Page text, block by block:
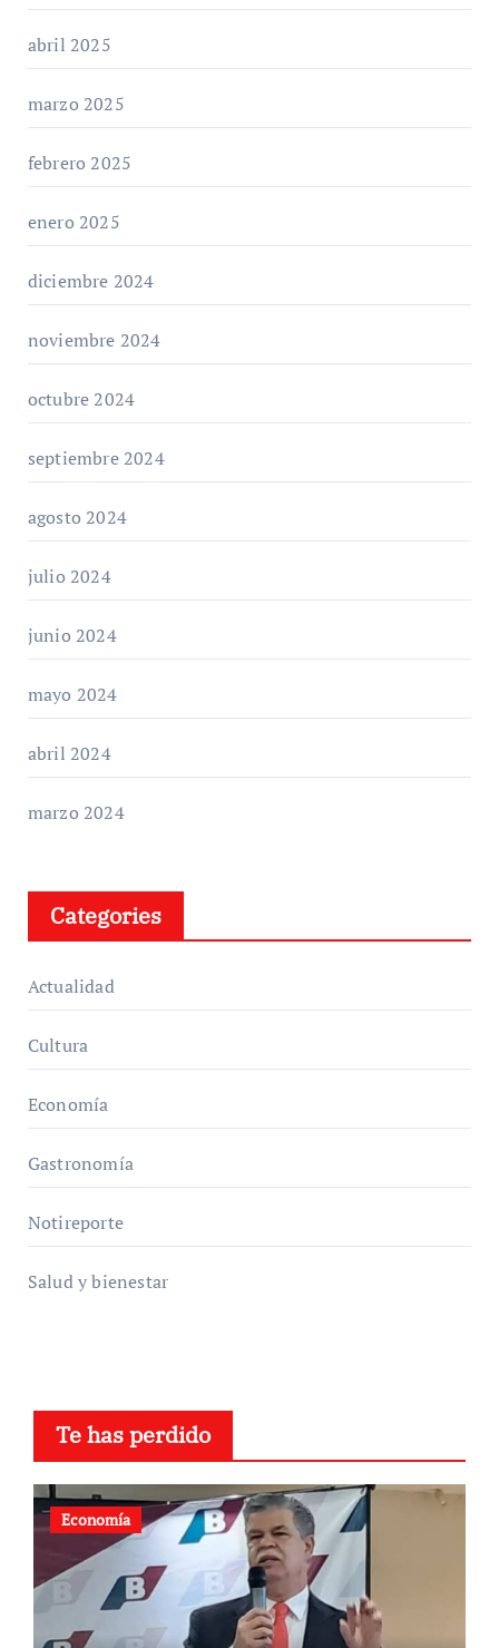
abril 2025
marzo 2025
febrero 2025
enero 2025
diciembre 2024
noviembre 2024
octubre 2024
septiembre 2024
agosto 2024
julio 2024
junio 2024
mayo 2024
abril 2024
marzo 2024
Categories
Actualidad
Cultura
Economía
Gastronomía
Notireporte
Salud y bienestar
Te has perdido
Economía